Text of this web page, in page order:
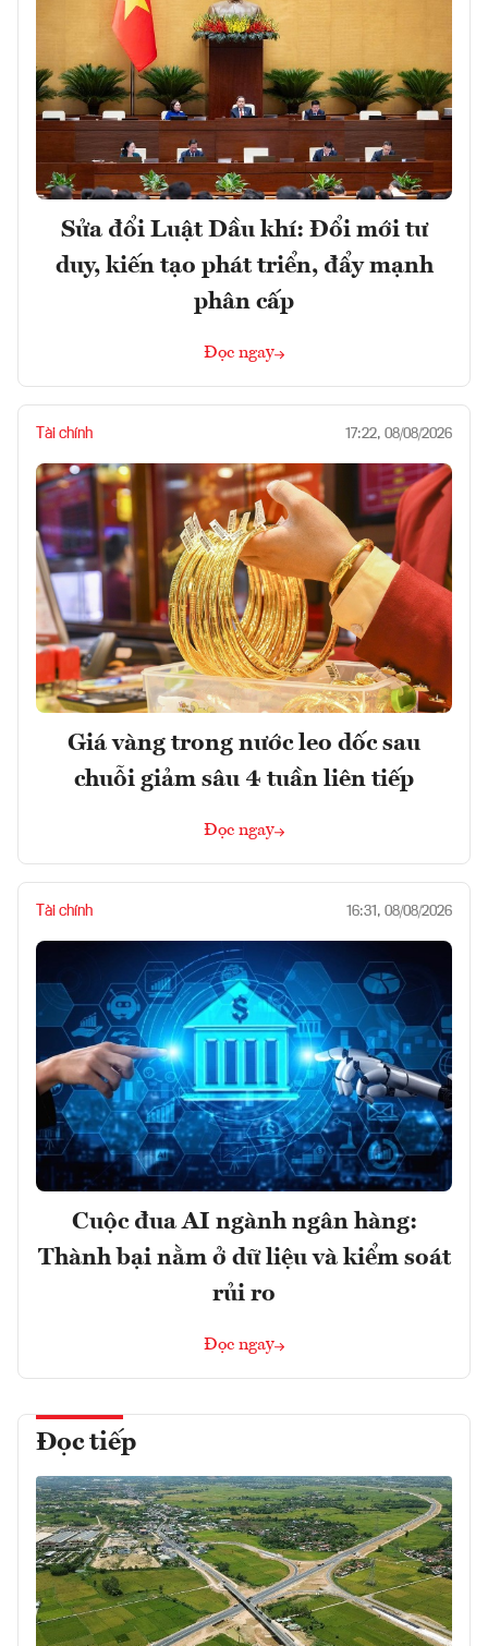
Sửa đổi Luật Dầu khí: Đổi mới tư
duy, kiến tạo phát triển, đẩy mạnh
phân cấp
Đọc ngay
Tài chính 17:22, 08/08/2026
Giá vàng trong nước leo dốc sau
chuỗi giảm sâu 4 tuần liên tiếp
Đọc ngay
Tài chính 16:31, 08/08/2026
Cuộc đua AI ngành ngân hàng:
Thành bại nằm ở dữ liệu và kiểm soát
rủi ro
Đọc ngay
Đọc tiếp